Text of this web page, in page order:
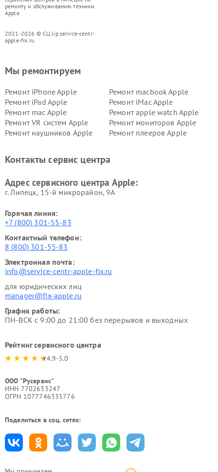
ремонту и обслуживанию техники
Apple
2021-2026 © СЦ lip.service-centr-
apple-fix.ru
Мы ремонтируем
Ремонт iPhone Apple
Ремонт macbook Apple
Ремонт iPad Apple
Ремонт iMac Apple
Ремонт mac Apple
Ремонт apple watch Apple
Ремонт VR систем Apple
Ремонт мониторов Apple
Ремонт наушников Apple
Ремонт плееров Apple
Контакты сервис центра
Адрес сервисного центра Apple:
г. Липецк, 15-й микрорайон, 9А
Горячая линия:
+7 (800) 301-55-83
Контактный телефон:
8 (800) 301-55-83
Электронная почта:
info@service-centr-apple-fix.ru
для юридических лиц
manager@fix-apple.ru
График работы:
ПН-ВСК с 9:00 до 21:00 без перерывов и выходных
Рейтинг сервисного центра
4.9-5.0
ООО "Русервис"
ИНН 7702633247
ОГРН 1077746335776
Поделиться в соц. сетях: